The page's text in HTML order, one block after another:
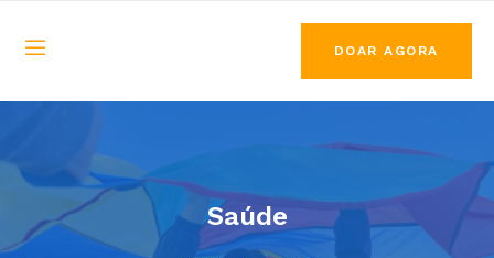
DOAR AGORA
Saúde